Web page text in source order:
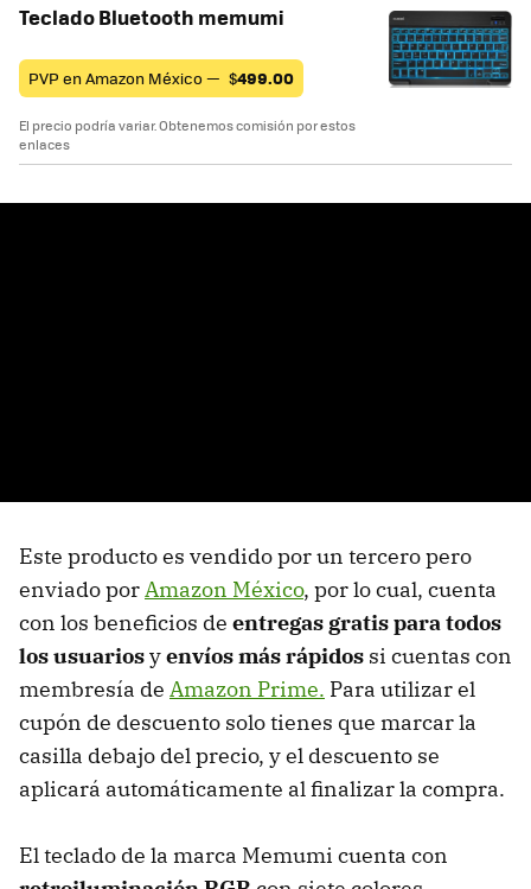
Teclado Bluetooth memumi
PVP en Amazon México — $499.00
El precio podría variar. Obtenemos comisión por estos
enlaces
Este producto es vendido por un tercero pero
enviado porAmazon México, por lo cual, cuenta
con los beneficios de entregas gratis para todos
los usuariosyenvíos más rápidos si cuentas con
membresía de Amazon Prime. Para utilizar el
cupón de descuento solo tienes que marcar la
casilla debajo del precio, y el descuento se
aplicará automáticamente al finalizar la compra.
El teclado de la marca Memumi cuenta con